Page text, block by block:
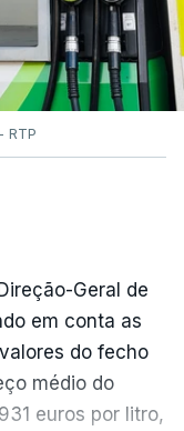
RTP
Geral de
em conta as
do fecho
médio do
euros por litro,